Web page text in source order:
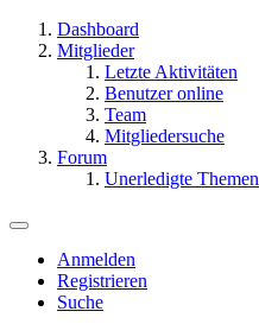
Dashboard
Mitglieder
Letzte Aktivitäten
Benutzer online
Team
Mitgliedersuche
Forum
Unerledigte Themen
Anmelden
Registrieren
Suche